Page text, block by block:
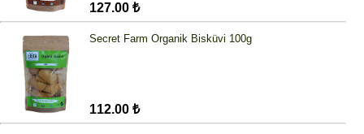
127.00 ₺
Secret Farm Organik Bisküvi 100g
112.00 ₺